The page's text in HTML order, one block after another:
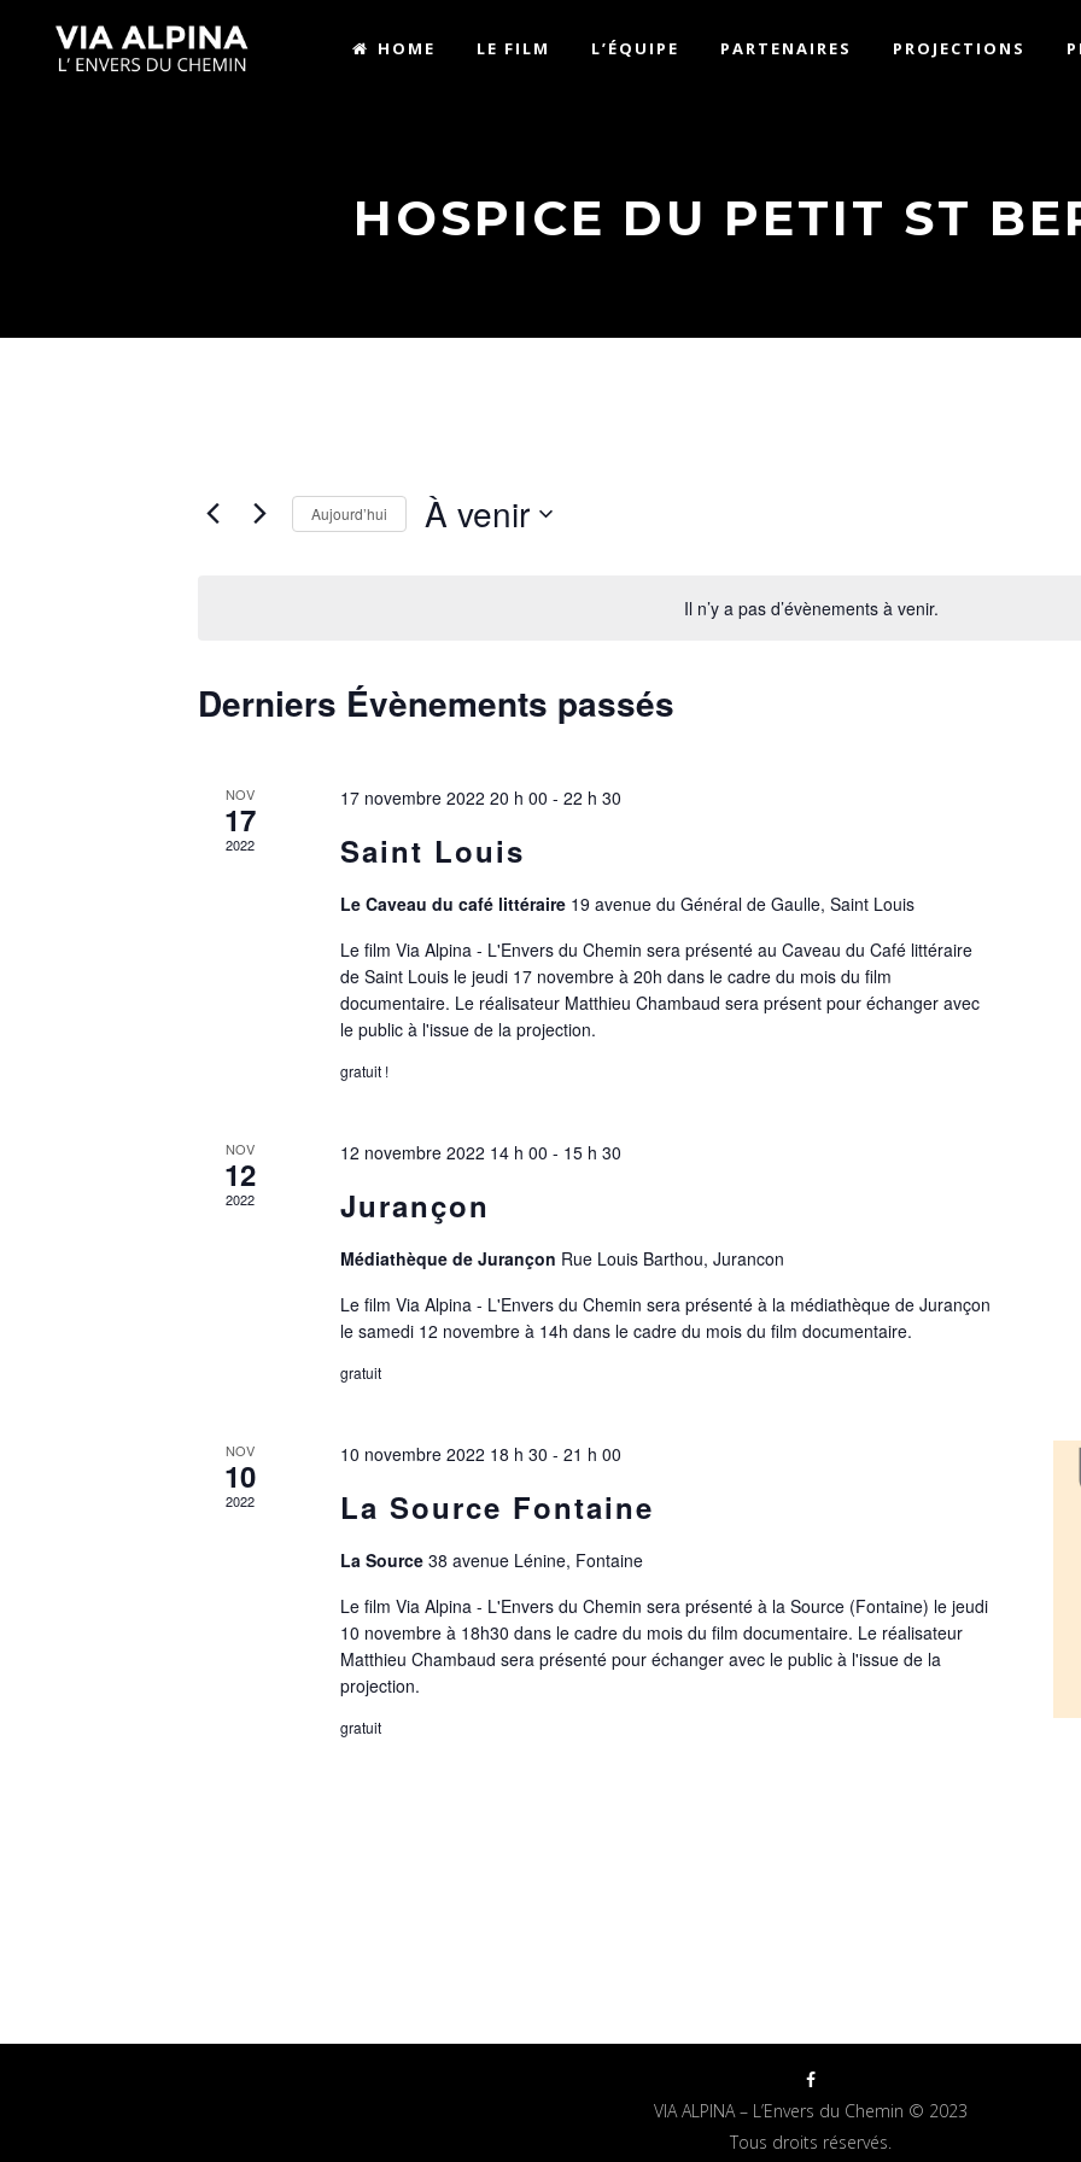
HOME LE FILM L’ÉQUIPE PARTENAIRES PROJECTIONS
HOSPICE DU PETIT ST
Il n’y a pas d’évènements à venir.
Aujourd’hui À venir
Derniers Évènements passés
NOV
17
2022
17 novembre 2022 20 h 00 -22 h 30
Saint Louis
Le Caveau du café littéraire 19 avenue du Général de Gaulle, Saint Louis
Le film Via Alpina - L'Envers du Chemin sera présenté au Caveau du Café littéraire
de Saint Louis le jeudi 17 novembre à 20h dans le cadre du mois du film
documentaire. Le réalisateur Matthieu Chambaud sera présent pour échanger avec
le public à l'issue de la projection.
gratuit !
NOV
12
2022
12 novembre 2022 14 h 00 - 15 h 30
Jurançon
Médiathèque de Jurançon Rue Louis Barthou, Jurancon
Le film Via Alpina - L'Envers du Chemin sera présenté à la médiathèque de Jurançon
le samedi 12 novembre à 14h dans le cadre du mois du film documentaire.
gratuit
NOV
10
2022
10 novembre 2022 18 h 30 -21 h 00
La Source Fontaine
La Source38 avenue Lénine, Fontaine
Le film Via Alpina - L'Envers du Chemin sera présenté à la Source (Fontaine) le jeudi
10 novembre à 18h30 dans le cadre du mois du film documentaire. Le réalisateur
Matthieu Chambaud sera présenté pour échanger avec le public à l'issue de la
projection.
gratuit
VIA ALPINA – L’Envers du Chemin © 2023
Tous droits réservés.